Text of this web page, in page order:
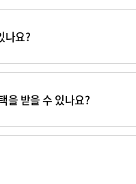
나요?
을 받을 수 있나요?